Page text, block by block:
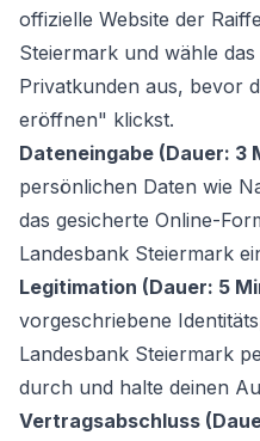
offizielle Website der
Steiermark und wähle
Privatkunden aus, bevor
eröffnen" klickst.
Dateneingabe (Dauer: 3
persönlichen Daten wie
das gesicherte Online-
Landesbank Steiermark
Legitimation (Dauer: 5
vorgeschriebene
Landesbank Steiermark
durch und halte deinen
Vertragsabschluss